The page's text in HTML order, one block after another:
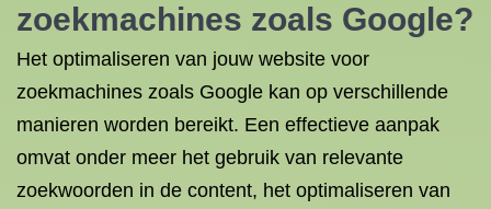
zoekmachines zoals Google?
Het optimaliseren van jouw website voor
zoekmachines zoals Google kan op verschillende
manieren worden bereikt. Een effectieve aanpak
omvat onder meer het gebruik van relevante
zoekwoorden in de content, het optimaliseren van